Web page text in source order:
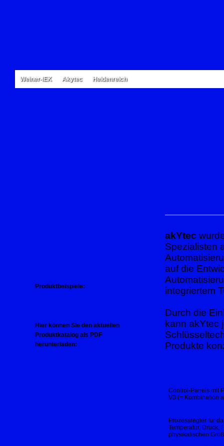
Weiner-IEK Akytec Heidenreich
Produktbeispiele:
Hier können Sie den aktuellen
Produktkatalog als PDF
herunterladen:
akYtec
Spezialisten
auf die
integriertem
Durch die
kann akYtec
Produkte
Control-Panels mit
V3 (= Kombination
Prozessregler für
Temperatur, Druck,
physikalischen